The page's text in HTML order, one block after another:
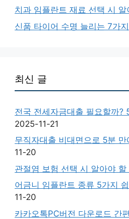
치과 임플란트 재료 선택 시 알
신품 타이어 수명 늘리는 7가
최신 글
전국 전세자금대출 필요할까?
2025-11-21
무직자대출 비대면으로 5분 만
11-20
관절염 보험 선택 시 알아야 할
어금니 임플란트 종류 5가지
11-20
카카오톡PC버전 다운로드 간